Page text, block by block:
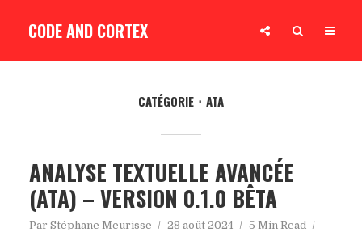
CODE AND CORTEX
CATÉGORIE ATA
ANALYSE TEXTUELLE AVANCÉE
(ATA) – VERSION 0.1.0 BÊTA
Par Stéphane Meurisse 28 août 2024
5 Min Read